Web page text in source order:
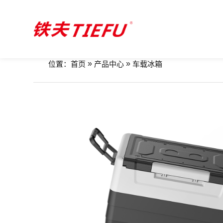
位置：首页 » 产品中心 » 车载冰箱